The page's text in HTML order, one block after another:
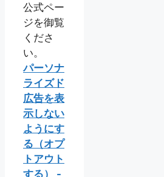
公式ペー
ジを御覧
くださ
い。
パーソナ
ライズド
広告を表
示しない
ようにす
る（オプ
トアウト
する） -